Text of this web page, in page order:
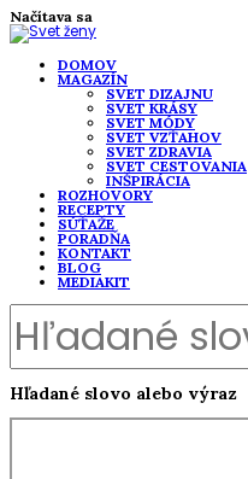
Načítava sa
DOMOV
MAGAZÍN
SVET DIZAJNU
SVET KRÁSY
SVET MÓDY
SVET VZŤAHOV
SVET ZDRAVIA
SVET CESTOVANIA
INŠPIRÁCIA
ROZHOVORY
RECEPTY
SÚŤAŽE
PORADŇA
KONTAKT
BLOG
MEDIAKIT
Hľadané slovo alebo výraz